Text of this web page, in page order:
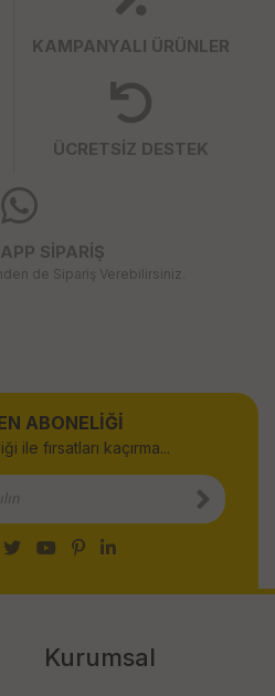
KAMPANYALI ÜRÜNLER
ÜCRETSİZ DESTEK
SİPARİŞ
de Sipariş Verebilirsiniz.
ABONELİĞİ
ile fırsatları kaçırma...
Kurumsal